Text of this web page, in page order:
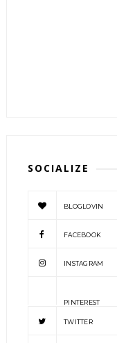
SOCIALIZE
BLOGLOVIN
FACEBOOK
INSTAGRAM
PINTEREST
TWITTER